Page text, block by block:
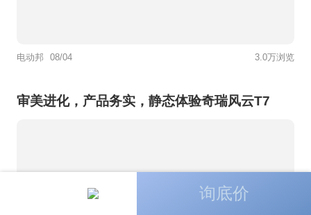
电动邦 08/04 3.0万浏览
审美进化，产品务实，静态体验奇瑞风云T7
询底价